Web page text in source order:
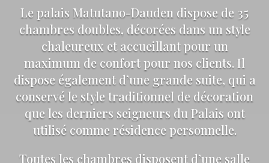
Le palais Matutano-Dauden dispose de 35
chambres doubles, décorées dans un style
chaleureux et accueillant pour un
maximum de confort pour nos clients. Il
dispose également d’une grande suite, qui a
conservé le style traditionnel de décoration
que les derniers seigneurs du Palais ont
utilisé comme résidence personnelle.
Toutes les chambres disposent d’une salle